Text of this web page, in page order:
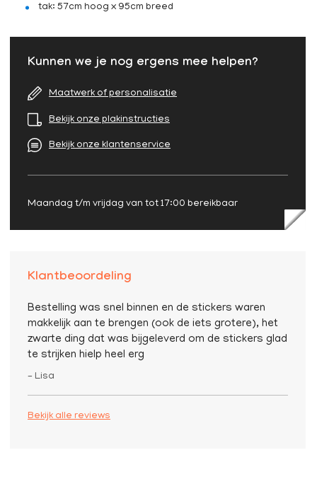
tak: 57cm hoog x 95cm breed
Kunnen we je nog ergens mee helpen?
Maatwerk of personalisatie
Bekijk onze plakinstructies
Bekijk onze klantenservice
Maandag t/m vrijdag van tot 17:00 bereikbaar
Klantbeoordeling
Bestelling was snel binnen en de stickers waren
makkelijk aan te brengen (ook de iets grotere), het
zwarte ding dat was bijgeleverd om de stickers glad
te strijken hielp heel erg
– Lisa
Bekijk alle reviews